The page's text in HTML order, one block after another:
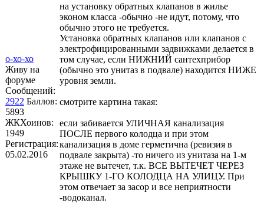
о-хо-хо
Живу на
форуме
Сообщений:
2922 Баллов:
5893
ЖКХоинов:
1949
Регистрация:
05.02.2016
на установку обратных клапанов в жилье
эконом класса -обычно -не идут, потому, что
обычно этого не требуется.
Установка обратных клапанов или клапанов с
электрофицированными задвижками делается в
том случае, если НИЖНИЙ сантехприбор
(обычно это унитаз в подвале) находится НИЖЕ
уровня земли.
смотрите картина такая:
если забивается УЛИЧНАЯ канализация
ПОСЛЕ первого колодца и при этом
канализация в доме герметична (ревизия в
подвале закрыта) -то ничего из унитаза на 1-м
этаже не вытечет, т.к. ВСЕ ВЫТЕЧЕТ ЧЕРЕЗ
КРЫШКУ 1-ГО КОЛОДЦА НА УЛИЦУ. При
этом отвечает за засор и все неприятности
-водоканал.